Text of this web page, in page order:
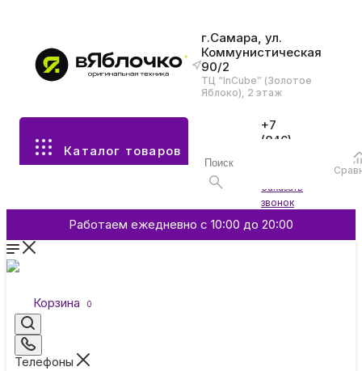
г.Самара, ул.
Коммунистическая
90/2
ТЦ “InCube” (Золотое
Яблоко), 2 этаж
Каталог товаров
+7
(846)
Заказать
звонок
Работаем ежедневно с 10:00 до 20:00
Корзина 0
Телефоны
Все разделы каталога
Аксессуары
Смартфоны и гаджеты